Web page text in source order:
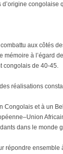
aux côtés
à l’égard
congolais de 40-45.
réalisations
Congolais et à un
dans le monde
répondre